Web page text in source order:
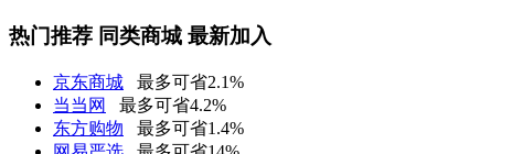
热门推荐 同类商城 最新加入
京东商城 最多可省2.1%
当当网
最多可省4.2%
东方购物 最多可省1.4%